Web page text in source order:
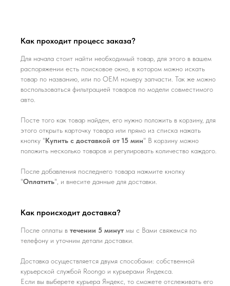
Как проходит процесс заказа?
Для начала стоит найти необходимый товар, для этого в вашем
распоряжении есть поисковое окно, в котором можно искать
товар по названию, или по ОЕМ номеру запчасти. Так же можно
воспользоваться фильтрацией товаров по модели совместимого
авто.
Посте того как товар найден, его нужно положить в корзину, для
этого открыть карточку товара или прямо из списка нажать
кнопку "Купить с доставкой от 15 мин" В корзину можно
положить несколько товаров и регулировать количество каждого.
После добавления последнего товара нажмите кнопку
"Оплатить", и внесите данные для доставки.
Как происходит доставка?
После оплаты в течении 5 минут мы с Вами свяжемся по
телефону и уточним детали доставки.
Доставка осуществляется двумя способами: собственной
курьерской службой Roongo и курьерами Яндекса.
Если вы выберете курьера Яндекс, то сможете отслеживать его